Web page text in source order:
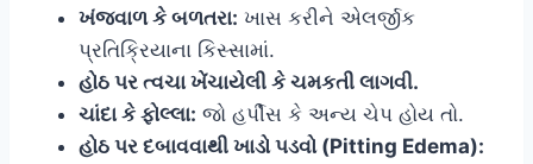
ખંજવાળ કે બળતરા: ખાસ કરીને એલર્જીક
પ્રતિક્રિયાના કિસ્સામાં.
હોઠ પર ત્વચા ખેંચાયેલી કે ચમકતી લાગવી.
ચાંદા કે ફોલ્લા: જો હર્પીસ કે અન્ય ચેપ હોય તો.
હોઠ પર દબાવવાથી ખાડો પડવો (Pitting Edema):